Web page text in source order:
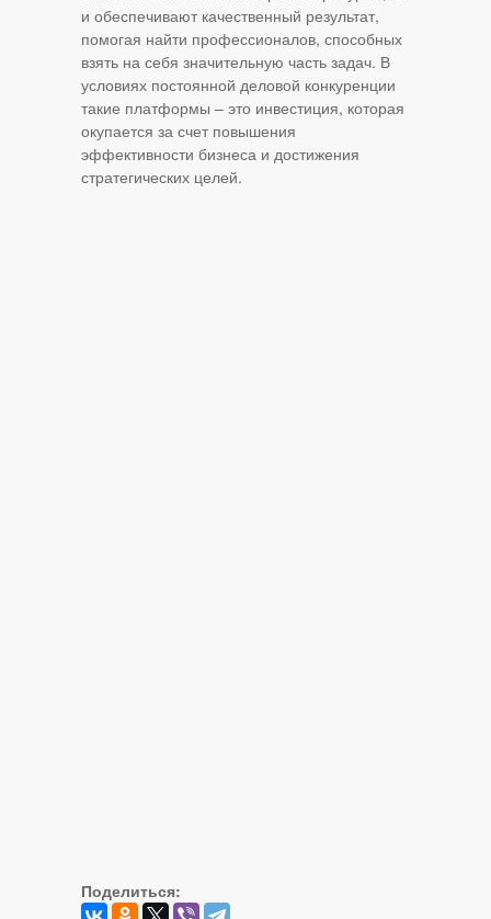
и обеспечивают качественный результат,
помогая найти профессионалов, способных
взять на себя значительную часть задач. В
условиях постоянной деловой конкуренции
такие платформы – это инвестиция, которая
окупается за счет повышения
эффективности бизнеса и достижения
стратегических целей.
Поделиться: